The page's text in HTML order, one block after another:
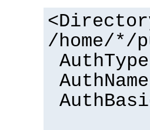
/home/*/